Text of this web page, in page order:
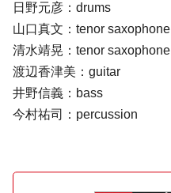
日野元彦：drums
山口真文：tenor saxophone
清水靖晃：tenor saxophone
渡辺香津美：guitar
井野信義：bass
今村祐司：percussion